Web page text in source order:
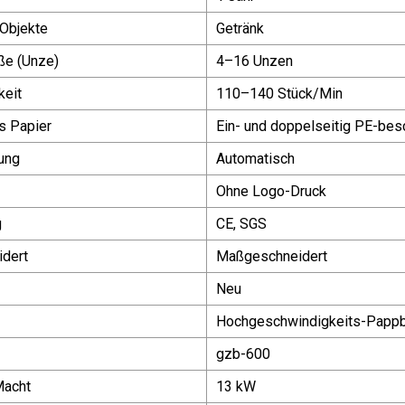
Getränk
(Unze)
4–16 Unzen
110–140 Stück/Min
Papier
Ein- und doppelseitig PE-
Automatisch
Ohne Logo-Druck
CE, SGS
Maßgeschneidert
Neu
Hochgeschwindigkeits-
gzb-600
13 kW